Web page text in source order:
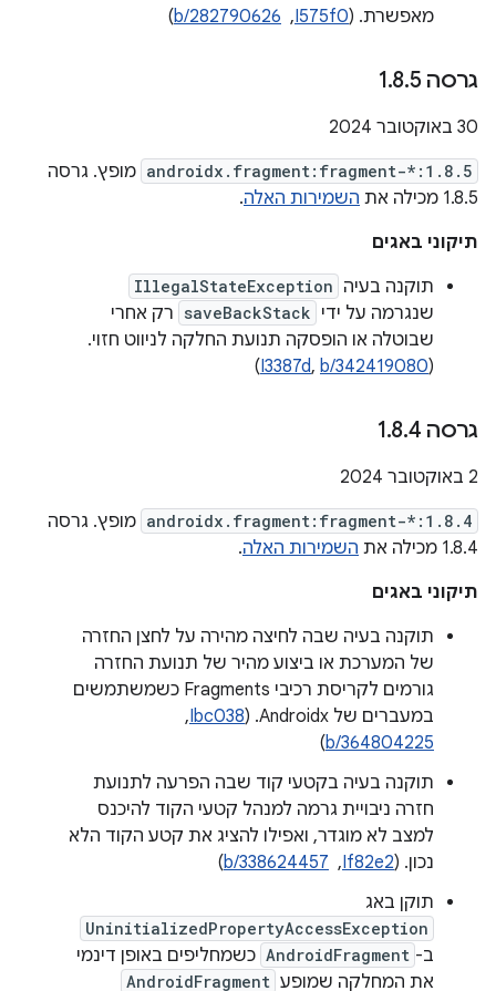
מאפשרת. ‫( I575f0
, ‏
b/282790626
)
גרסה 1 .8.5
‫30 באוקטובר 2024
androidx.fragment:fragment-*:1.8.5 מופץ. גרסה
1.8.5 מכילה את
השמירות האלה.
תיקוני באגים
תוקנה בעיה IllegalStateException
שנגרמה על ידי saveBackStack רק אחרי
שבוטלה או הופסקה תנועת החלקה לניווט חזוי.
(
I3387d, b/342419080
)
גרסה 1 .8.4
‫2 באוקטובר 2024
androidx.fragment:fragment-*:1.8.4 מופץ. גרסה
1.8.4 מכילה את
השמירות האלה.
תיקוני באגים
תוקנה בעיה שבה לחיצה מהירה על לחצן החזרה
של המערכת או ביצוע מהיר של תנועת החזרה
גורמים לקריסת רכיבי Fragments כשמשתמשים
במעברים של Androidx. (
Ibc038
, ‏
b/364804225
)
תוקנה בעיה בקטעי קוד שבה הפרעה לתנועת
חזרה ניבויית גרמה למנהל קטעי הקוד להיכנס
למצב לא מוגדר, ואפילו להציג את קטע הקוד הלא
נכון. (If82e2
, ‏
b/338624457
)
תוקן באג
UninitializedPropertyAccessException
ב- AndroidFragment כשמחליפים באופן דינמי
את המחלקה שמופע AndroidFragment